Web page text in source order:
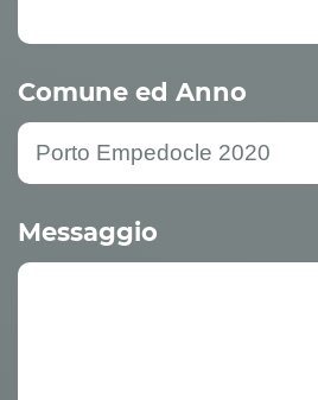
Comune ed Anno
Messaggio